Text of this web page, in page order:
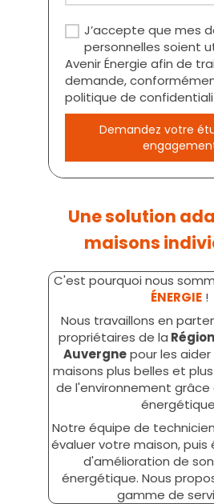
J’accepte que mes
personnelles soient
Avenir Énergie afin de
demande,
politique de
Demandez votre
Une solution
maisons
C'est pourquoi nous
ÉNERGIE !
Nous travaillons en
propriétaires de la
Auvergnepour les
maisons plus belles et
de l'environnement grâce
Notre équipe de
évaluer votre maison, puis
d'amélioration de
énergétique. Nous
gamme de